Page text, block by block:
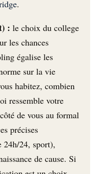
.
: le choix du college
les chances
égalise les
sur la vie
habitez, combien
ressemble votre
de vous au formal
précises
24, sport),
de cause. Si